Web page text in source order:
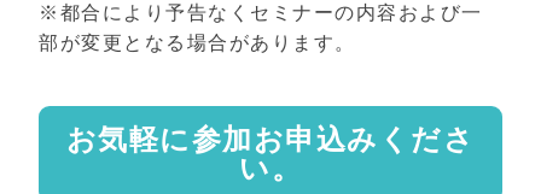
※都合により予告なくセミナーの内容および一
部が変更となる場合があります。
お気軽に参加お申込みくださ
い。